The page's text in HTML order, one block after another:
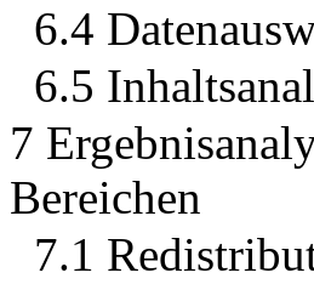
6.4
6.5
7
Bereichen
7.1